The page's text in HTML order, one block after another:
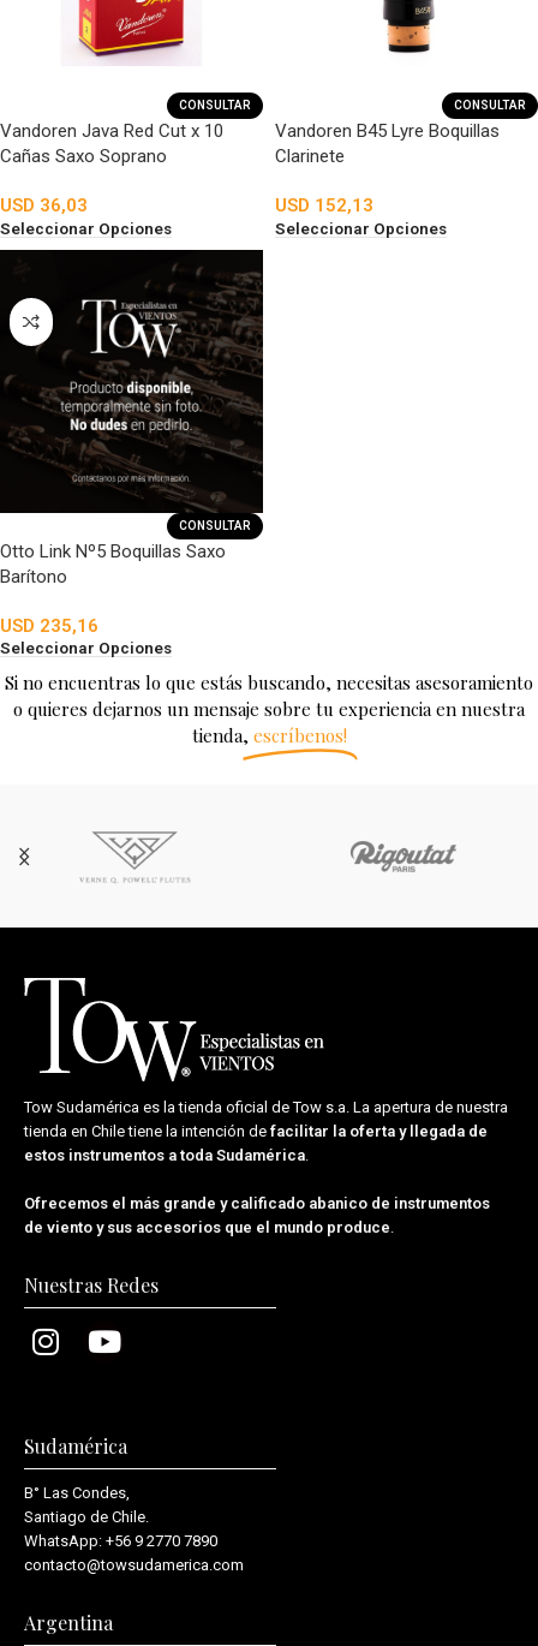
CONSULTAR
Vandoren Java Red Cut x 10
Cañas Saxo Soprano
USD 36,03
Seleccionar Opciones
CONSULTAR
Vandoren B45 Lyre Boquillas
Clarinete
USD 152,13
Seleccionar Opciones
CONSULTAR
Otto Link Nº5 Boquillas Saxo
Barítono
USD 235,16
Seleccionar Opciones
Si no encuentras lo que estás buscando, necesitas asesoramiento
o quieres dejarnos un mensaje sobre tu experiencia en nuestra
tienda, escríbenos!
Tow Sudamérica es la tienda oficial deTow s.a. La apertura de nuestra
tienda en Chile tiene la intención de facilitar la oferta y llegada de
estos instrumentos a toda Sudamérica.
Ofrecemos el más grande y calificado abanico de instrumentos
de viento y sus accesorios que el mundo produce.
Nuestras Redes
Sudamérica
B° Las Condes,
Santiago de Chile.
WhatsApp: +56 9 2770 7890
contacto@towsudamerica.com
Argentina